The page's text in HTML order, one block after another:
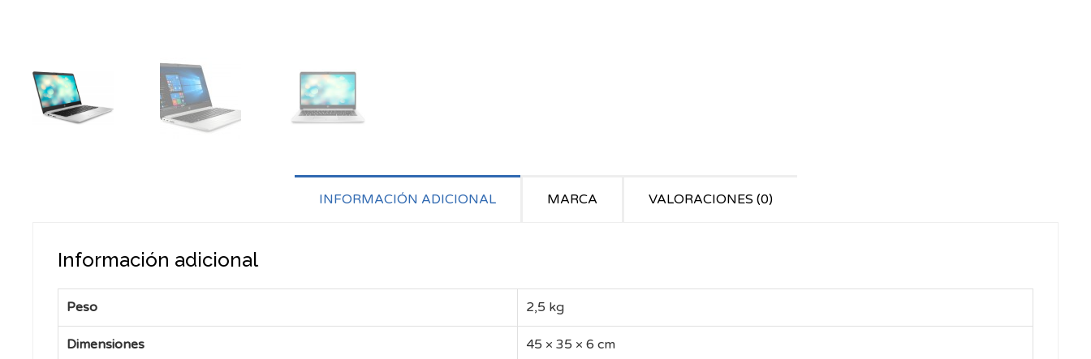
INFORMACIÓN ADICIONAL MARCA VALORACIONES (0)
Información adicional
Peso 2,5 kg
Dimensiones 45 × 35 × 6 cm